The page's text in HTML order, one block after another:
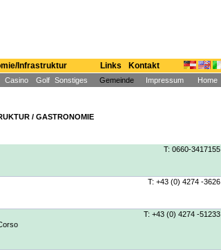
Infrastruktur Links Kontakt
Casino Golf Sonstiges Gemeinde Impressum Home
/ GASTRONOMIE
T: 0660-3417155
T: +43 (0) 4274 -3626
T: +43 (0) 4274 -51233